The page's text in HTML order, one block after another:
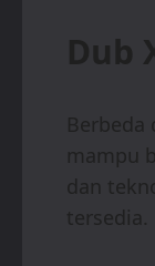
Dub
Berbeda
mampu
dan